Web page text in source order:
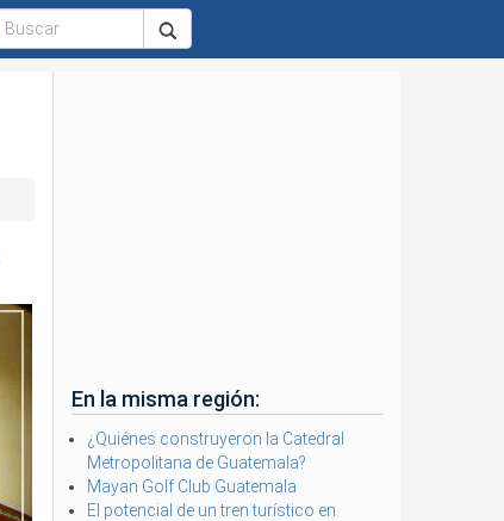
En la misma región:
¿Quiénes construyeron la Catedral
Metropolitana de Guatemala?
Mayan Golf Club Guatemala
El potencial de un tren turístico en